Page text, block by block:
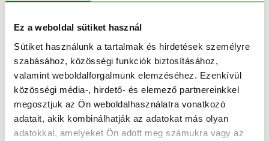
Ez a weboldal sütiket használ
Sütiket használunk a tartalmak és hirdetések személyre
szabásához, közösségi funkciók biztosításához,
valamint weboldalforgalmunk elemzéséhez. Ezenkívül
közösségi média-, hirdető- és elemező partnereinkkel
megosztjuk az Ön weboldalhasználatra vonatkozó
adatait, akik kombinálhatják az adatokat más olyan
adatokkal, amelyeket Ön adott meg számukra vagy az
Multicol Blocks
6 990 Ft 4 190 Ft
Egy méret
6 990 Ft 4 190 Ft
Egy méret